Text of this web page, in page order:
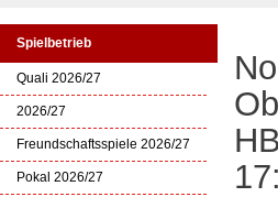
Spielbetrieb
Quali 2026/27
2026/27
Freundschaftsspiele 2026/27
Pokal 2026/27